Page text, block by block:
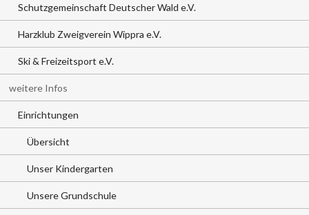
Schutzgemeinschaft Deutscher Wald e.V.
Harzklub Zweigverein Wippra e.V.
Ski & Freizeitsport e.V.
weitere Infos
Einrichtungen
Übersicht
Unser Kindergarten
Unsere Grundschule